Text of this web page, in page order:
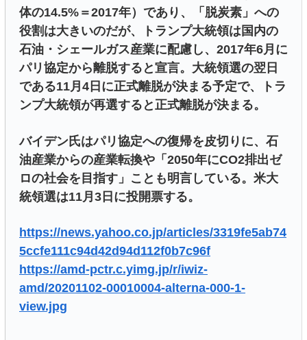
体の14.5%＝2017年）であり、「脱炭素」への
役割は大きいのだが、トランプ大統領は国内の
石油・シェールガス産業に配慮し、2017年6月に
パリ協定から離脱すると宣言。大統領選の翌日
である11月4日に正式離脱が決まる予定で、トラ
ンプ大統領が再選すると正式離脱が決まる。
バイデン氏はパリ協定への復帰を皮切りに、石
油産業からの産業転換や「2050年にCO2排出ゼ
ロの社会を目指す」ことも明言している。米大
統領選は11月3日に投開票する。
https://news.yahoo.co.jp/articles/3319fe5ab74
5ccfe111c94d42d94d112f0b7c96f
https://amd-pctr.c.yimg.jp/r/iwiz-
amd/20201102-00010004-alterna-000-1-
view.jpg